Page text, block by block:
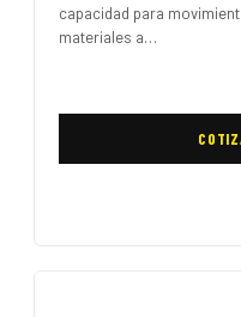
capacidad para
materiales a…